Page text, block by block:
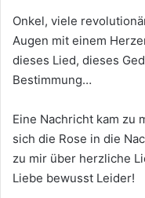
Onkel, viele
Augen mit einem
dieses Lied, dieses
Bestimmung…
Eine Nachricht kam zu
sich die Rose in die
zu mir über herzliche
Liebe bewusst Leider!